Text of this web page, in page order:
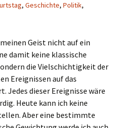
, Geschichte, Politik,
Geist nicht auf ein
damit keine klassische
die Vielschichtigkeit der
Ereignissen auf das
Jedes dieser Ereignisse wäre
Heute kann ich keine
Aber eine bestimmte